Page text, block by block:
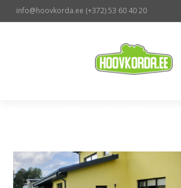
info@hoovkorda.ee (+372) 53 60 40 20